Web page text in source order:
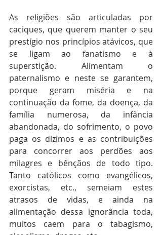
As religiões são articuladas por
caciques, que querem manter o seu
prestígio nos princípios atávicos, que
se ligam ao fanatismo e à
superstição. Alimentam o
paternalismo e neste se garantem,
porque geram miséria e na
continuação da fome, da doença, da
família numerosa, da infância
abandonada, do sofrimento, o povo
paga os dízimos e as contribuições
para concorrer aos perdões aos
milagres e bênçãos de todo tipo.
Tanto católicos como evangélicos,
exorcistas, etc., semeiam estes
atrasos de vidas, e ainda na
alimentação dessa ignorância toda,
muitos caem para o tabagismo,